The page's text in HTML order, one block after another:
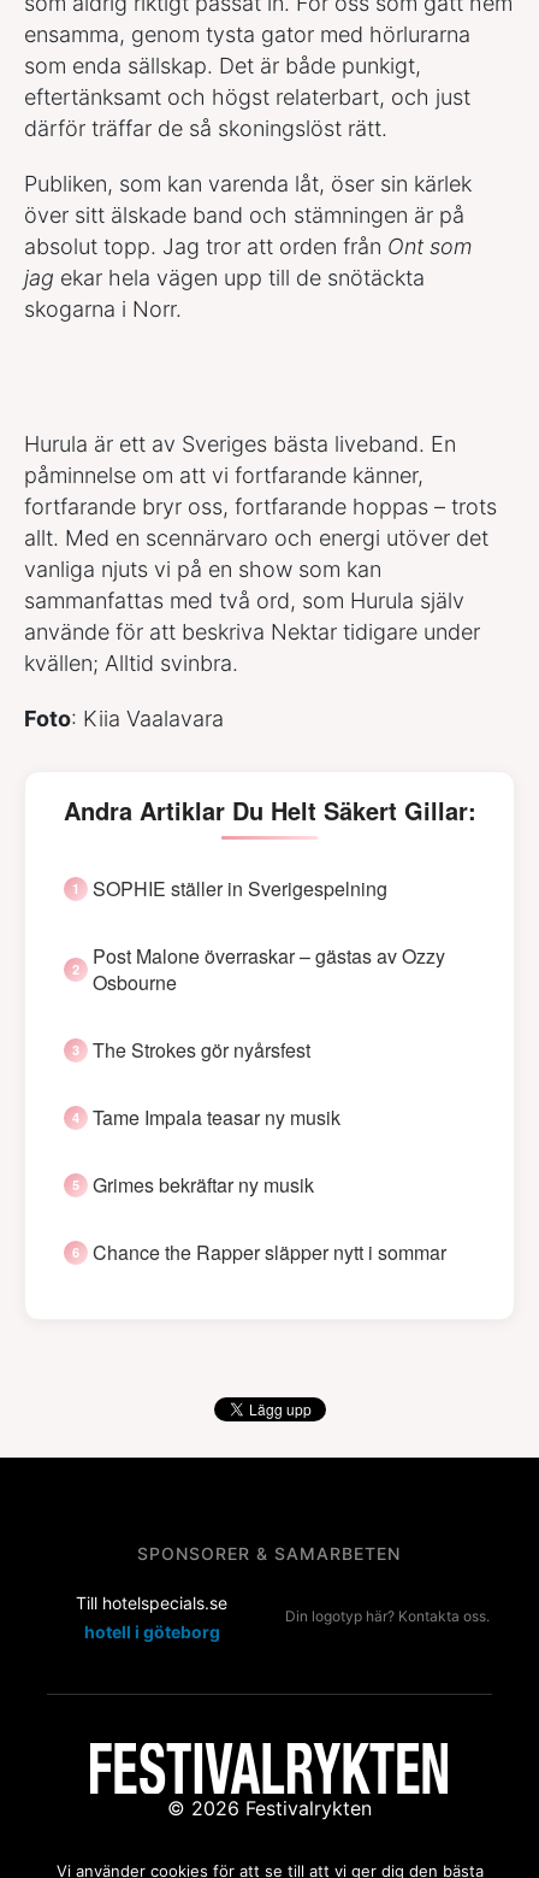
ensamma, genom tysta gator med hörlurarna
som enda sällskap. Det är både punkigt,
eftertänksamt och högst relaterbart, och just
därför träffar de så skoningslöst rätt.
Publiken, som kan varenda låt, öser sin kärlek
över sitt älskade band och stämningen är på
absolut topp. Jag tror att orden från Ont som
jag ekar hela vägen upp till de snötäckta
skogarna i Norr.
Hurula är ett av Sveriges bästa liveband. En
påminnelse om att vi fortfarande känner,
fortfarande bryr oss, fortfarande hoppas – trots
allt. Med en scennärvaro och energi utöver det
vanliga njuts vi på en show som kan
sammanfattas med två ord, som Hurula själv
använde för att beskriva Nektar tidigare under
kvällen; Alltid svinbra.
Foto: Kiia Vaalavara
Andra Artiklar Du Helt Säkert Gillar:
SOPHIE ställer in Sverigespelning
Post Malone överraskar – gästas av Ozzy
Osbourne
The Strokes gör nyårsfest
Tame Impala teasar ny musik
Grimes bekräftar ny musik
Chance the Rapper släpper nytt i sommar
SPONSORER & SAMARBETEN
Till hotelspecials.se
hotell i göteborg
Din logotyp här? Kontakta oss.
© 2026 Festivalrykten
Kontakta oss:redaktion@festivalrykten.se
Vi använder cookies för att se till att vi ger dig den bästa